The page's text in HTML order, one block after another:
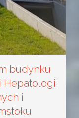
budynku
Hepatologii
i